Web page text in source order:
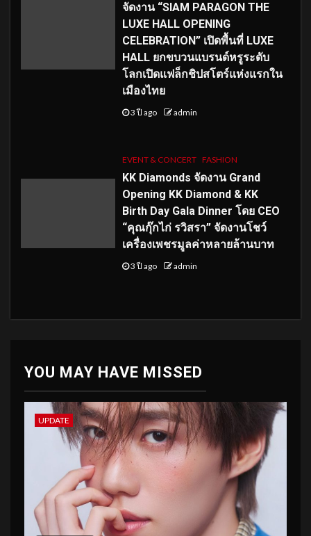
จัดงาน “SIAM PARAGON THE
LUXE HALL OPENING
CELEBRATION” เปิดพื้นที่ LUXE
HALL ยกขบวนแบรนด์หรูระดับ
โลกเปิดแฟล็กชิปสโตร์แห่งแรกใน
เมืองไทย
3 ปี ago admin
EVENT & CONCERT FASHION
KK Diamonds จัดงาน Grand
Opening KK Diamond & KK
Birth Day Gala Dinner โดย CEO
“คุณกุ๊กไก่ รวิสรา” จัดงานโชว์
เครื่องเพชรมูลค่าหลายล้านบาท
3 ปี ago admin
YOU MAY HAVE MISSED
UPDATE